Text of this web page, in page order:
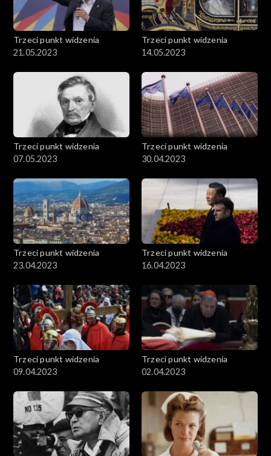
Trzeci punkt widzenia
21.05.2023
Trzeci punkt widzenia
14.05.2023
Trzeci punkt widzenia
07.05.2023
Trzeci punkt widzenia
30.04.2023
Trzeci punkt widzenia
23.04.2023
Trzeci punkt widzenia
16.04.2023
Trzeci punkt widzenia
09.04.2023
Trzeci punkt widzenia
02.04.2023